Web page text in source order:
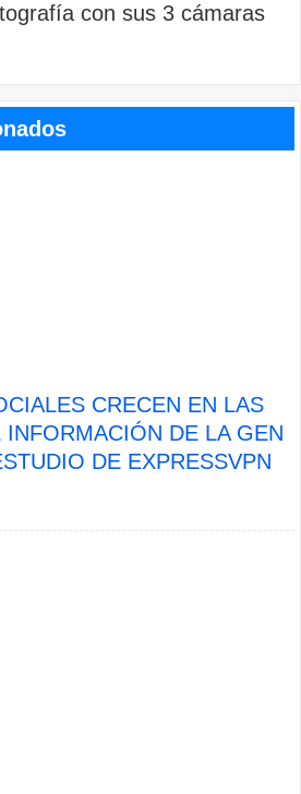
con sus 3 cámaras
CRECEN EN LAS
INFORMACIÓN DE LA GEN
DE EXPRESSVPN